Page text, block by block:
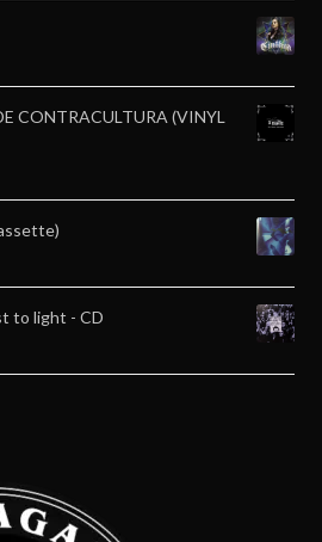
CONTRACULTURA (VINYL
to light - CD